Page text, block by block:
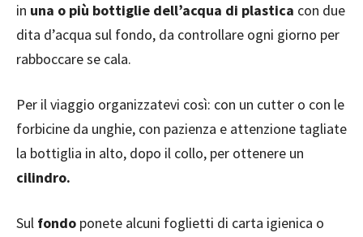
in una o più bottiglie dell’acqua di plastica con due
dita d’acqua sul fondo, da controllare ogni giorno per
rabboccare se cala.
Per il viaggio organizzatevi così: con un cutter o con le
forbicine da unghie, con pazienza e attenzione tagliate
la bottiglia in alto, dopo il collo, per ottenere un
cilindro.
Sul fondo ponete alcuni foglietti di carta igienica o